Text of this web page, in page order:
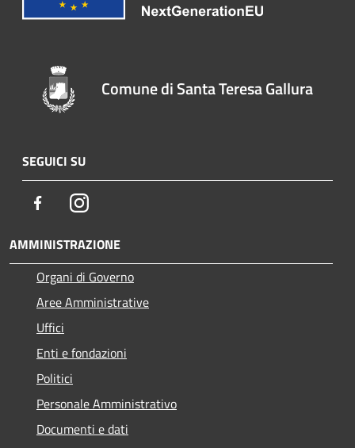
Comune di Santa Teresa Gallura
SEGUICI SU
FacebookInstagram
AMMINISTRAZIONE
Organi di Governo
Aree Amministrative
Uffici
Enti e fondazioni
Politici
Personale Amministrativo
Documenti e dati